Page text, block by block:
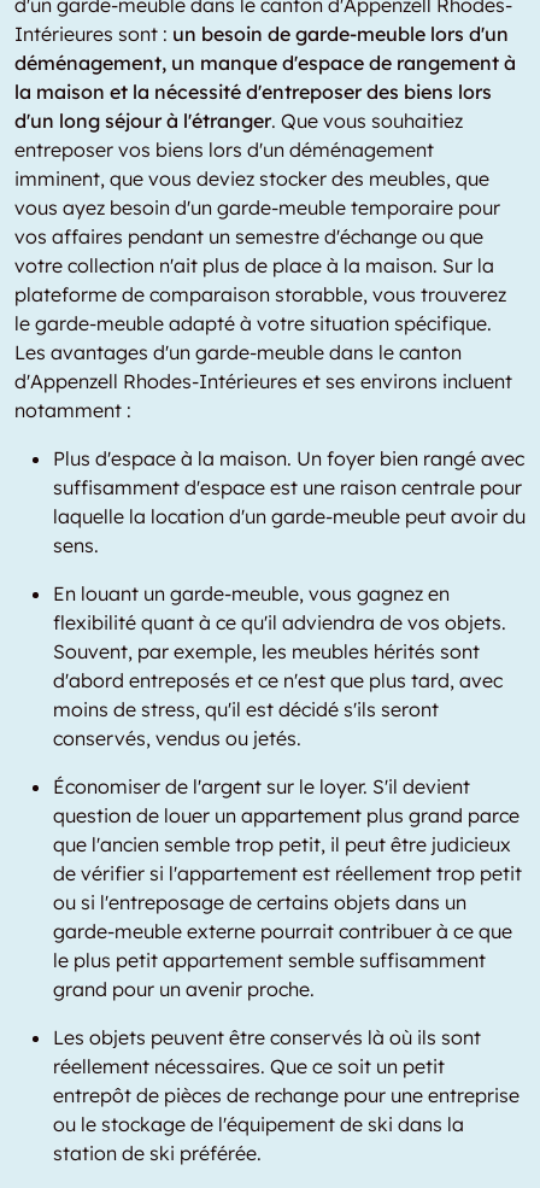
d'un garde-meuble dans le canton d'Appenzell Rhodes-
Intérieures sont : un besoin de garde-meuble lors d'un
déménagement, un manque d'espace de rangement à
la maison et la nécessité d'entreposer des biens lors
d'un long séjour à l'étranger. Que vous souhaitiez
entreposer vos biens lors d'un déménagement
imminent, que vous deviez stocker des meubles, que
vous ayez besoin d'un garde-meuble temporaire pour
vos affaires pendant un semestre d'échange ou que
votre collection n'ait plus de place à la maison. Sur la
plateforme de comparaison storabble, vous trouverez
le garde-meuble adapté à votre situation spécifique.
Les avantages d'un garde-meuble dans le canton
d'Appenzell Rhodes-Intérieures et ses environs incluent
notamment :
Plus d'espace à la maison. Un foyer bien rangé avec
suffisamment d'espace est une raison centrale pour
laquelle la location d'un garde-meuble peut avoir du
sens.
En louant un garde-meuble, vous gagnez en
flexibilité quant à ce qu'il adviendra de vos objets.
Souvent, par exemple, les meubles hérités sont
d'abord entreposés et ce n'est que plus tard, avec
moins de stress, qu'il est décidé s'ils seront
conservés, vendus ou jetés.
Économiser de l'argent sur le loyer. S'il devient
question de louer un appartement plus grand parce
que l'ancien semble trop petit, il peut être judicieux
de vérifier si l'appartement est réellement trop petit
ou si l'entreposage de certains objets dans un
garde-meuble externe pourrait contribuer à ce que
le plus petit appartement semble suffisamment
grand pour un avenir proche.
Les objets peuvent être conservés là où ils sont
réellement nécessaires. Que ce soit un petit
entrepôt de pièces de rechange pour une entreprise
ou le stockage de l'équipement de ski dans la
station de ski préférée.